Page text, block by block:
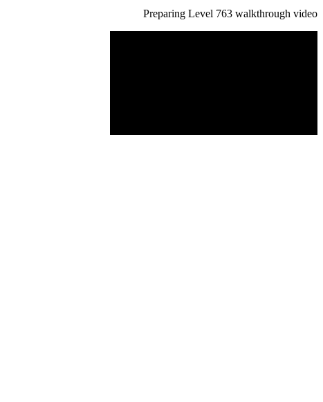
Preparing Level 763 walkthrough video